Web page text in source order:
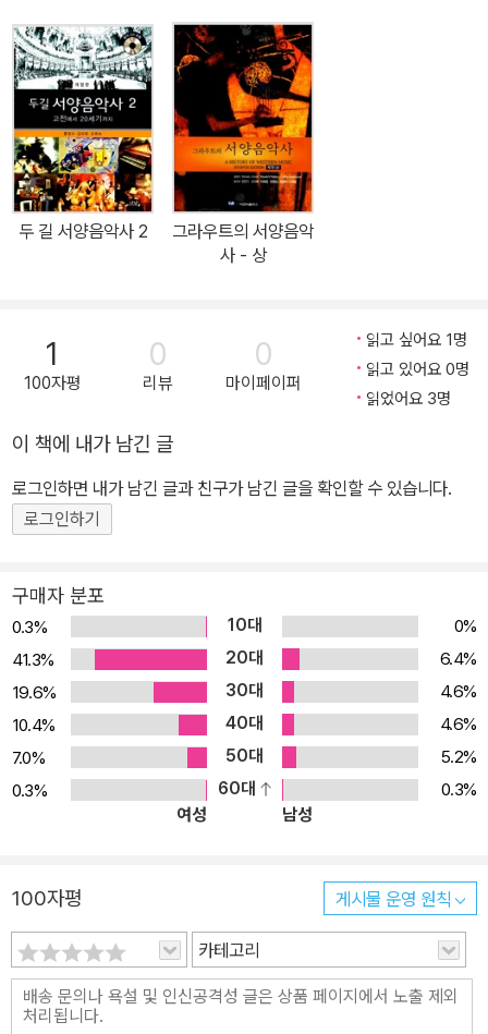
서양음악사를 보다 쉽게 이해하는 데 도움을 준다.
두 길 서양음악사 2
그라우트의 서양음악
사 - 상
1
100자평
0
리뷰
0
마이페이퍼
읽고 싶어요 1명
읽고 있어요 0명
읽었어요 3명
이 책에 내가 남긴 글
로그인하면 내가 남긴 글과 친구가 남긴 글을 확인할 수 있습니다.
로그인하기
구매자 분포
0.3% 10대
0%
41.3%
20대
6.4%
19.6%
30대
4.6%
10.4%
40대
4.6%
7.0%
50대
5.2%
0.3%
60대
0.3%
여성
남성
100자평 게시물 운영 원칙
카테고리